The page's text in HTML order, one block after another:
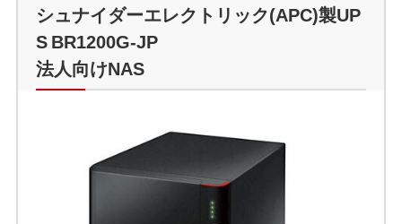
シュナイダーエレクトリック(APC)製UP
S BR1200G-JP
法人向けNAS